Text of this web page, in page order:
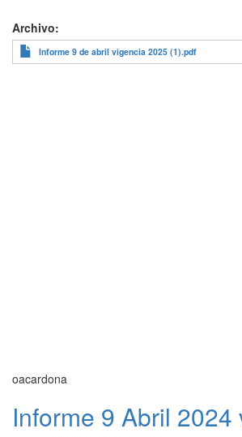
Archivo
Informe 9 de abril vigencia 2025 (1).pdf
oacardona
Informe 9 Abril